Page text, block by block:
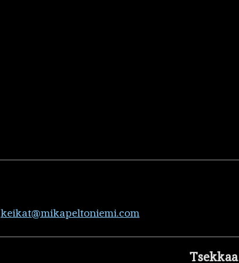
keikat@mikapeltoniemi.com